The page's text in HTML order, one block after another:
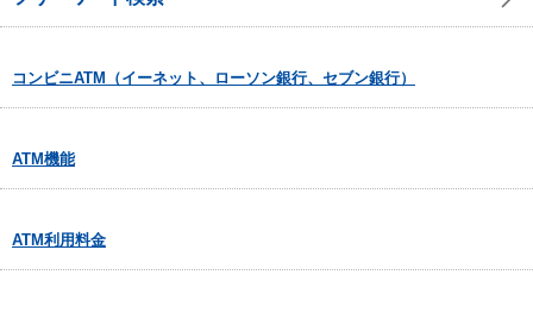
コンビニATM（イーネット、ローソン銀行、セブン銀行）
ATM機能
ATM利用料金